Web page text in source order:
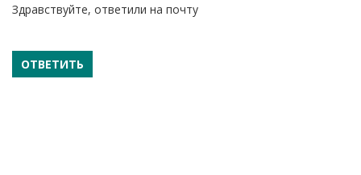
Здравствуйте, ответили на почту
ОТВЕТИТЬ